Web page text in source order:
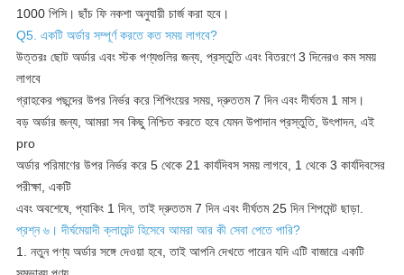
1000 পিসি। ছাঁচ ফি নকশা অনুযায়ী চার্জ করা হবে।
Q5. একটি অর্ডার সম্পূর্ণ করতে কত সময় লাগবে?
উত্তরঃ ছোট অর্ডার এবং স্টক পণ্যগুলির জন্য, প্রস্তুতি এবং বিতরণে 3 দিনেরও কম সময়
লাগবে
গ্রাহকের পছন্দের উপর নির্ভর করে শিপিংয়ের সময়, দ্রুততম 7 দিন এবং দীর্ঘতম 1 মাস।
বড় অর্ডার জন্য, আমরা সব কিছু নিশ্চিত করতে হবে যেমন উপাদান প্রস্তুতি, উৎপাদন, এই
pro
অর্ডার পরিমাণের উপর নির্ভর করে 5 থেকে 21 কার্যদিবস সময় লাগবে, 1 থেকে 3 কার্যদিবসের
পরীক্ষা, একটি
এবং অবশেষে, প্যাকিং 1 দিন, তাই দ্রুততম 7 দিন এবং দীর্ঘতম 25 দিন শিপমেন্ট ছাড়া.
প্রশ্ন ৬। দীর্ঘমেয়াদী ক্লায়েন্ট হিসেবে আমরা আর কী সেবা পেতে পারি?
1. নতুন পণ্য অর্ডার সঙ্গে দেওয়া হবে, তাই আপনি দেখতে পারেন যদি এটি বাজারে একটি